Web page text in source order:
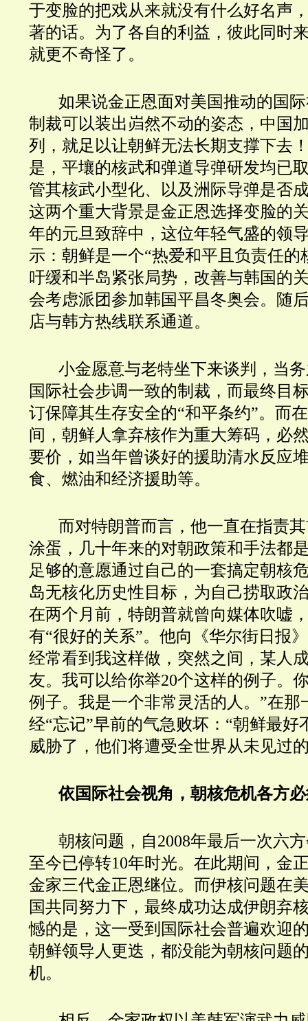
于变脸的把戏从来就没有什么好名声
著的话。为了各自的利益，彼此同时
就更不奇怪了。
如果说金正恩面对美国推动的国
制裁可以装出岿然不动的姿态，中国
列，就足以让朝鲜无法长期支撑下去
是，平壤的核武和弹道导弹研发均已
管其核武小型化、以及洲际导弹是否
这两个重大背景是金正恩选择变脸的
年的元旦致辞中，这位年轻气盛的领
示：朝鲜是一个“热爱和平且负责任的
吁缓和半岛紧张局势，改善与韩国的
会考虑派团参加韩国平昌冬奥会。随
店与韩方热线联系通道。
小金愿意与老特坐下来谈判，当
国际社会步调一致的制裁，而最终目
订保障其生存安全的“和平条约”。而
间，朝鲜人拿弃核作为重大筹码，必
要价，如当年曾谈好的援助清水反应
食、燃油和经济援助等。
而对特朗普而言，他一直在指责
涂蛋，几十年来的对朝政策和手法都
足够的意愿通过自己的一套搞定朝核
岛无核化历史性目标，为自己捞取政
在两个月前，特朗普就曾向媒体吹嘘
有“很好的关系”。他向《华尔街日报
经常看到我这样做，突然之间，某人
友。我可以给你举20个这样的例子。
例子。我是一个非常灵活的人。”在那
经“忘记”早前的气急败坏：“朝鲜最好
威胁了，他们将遭受全世界从未见过
依国际社会视角，朝核危机各方
朝核问题，自2008年最后一次六
至今已停转10年时光。在此期间，金
金家三代金正恩继位。而伊核问题在
国共同努力下，最终成功达成伊朗弃
憾的是，这一受到国际社会普遍欢迎
朝鲜领导人更迭，都没能为朝核问题
机。